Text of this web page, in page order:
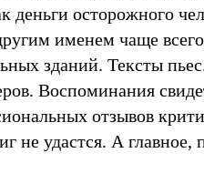
осторожного
именем чаще
зданий. Тексты
Воспоминания
отзывов
не удастся. А главное,